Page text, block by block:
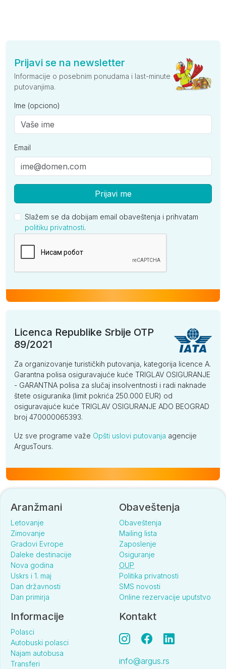
Prijavi se na newsletter
Informacije o posebnim ponudama i last-minute
putovanjima.
Ime (opciono)
Email
Prijavi me
Slažem se da dobijam email obaveštenja i prihvatam
politiku privatnosti.
Licenca Republike Srbije OTP
89/2021
Za organizovanje turističkih putovanja, kategorija licence A.
Garantna polisa osiguravajuće kuće TRIGLAV OSIGURANJE
- GARANTNA polisa za slučaj insolventnosti i radi naknade
štete osiguranika (limit pokrića 250.000 EUR) od
osiguravajuće kuće TRIGLAV OSIGURANJE ADO BEOGRAD
broj 470000065393.
Uz sve programe važe Opšti uslovi putovanja agencije
ArgusTours.
Aranžmani
Letovanje
Zimovanje
Gradovi Evrope
Daleke destinacije
Nova godina
Uskrs i 1. maj
Dan državnosti
Dan primirja
Obaveštenja
Obaveštenja
Mailing lista
Zaposlenje
Osiguranje
OUP
Politika privatnosti
SMS novosti
Online rezervacije uputstvo
Informacije
Polasci
Autobuski polasci
Najam autobusa
Transferi
Kontakt
info@argus.rs